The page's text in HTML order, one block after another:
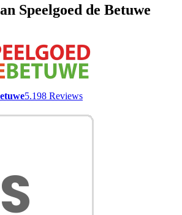
Speelgoed de Betuwe
5.198 Reviews